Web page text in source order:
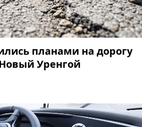
планами на дорогу
Уренгой